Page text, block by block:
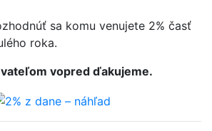
sa komu venujete 2% časť
roka.
vopred ďakujeme.